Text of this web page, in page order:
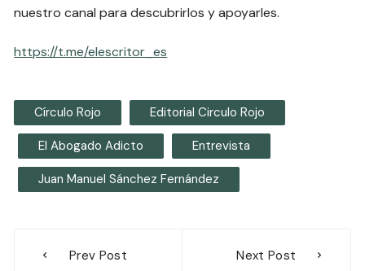
nuestro canal para descubrirlos y apoyarles.
https://t.me/elescritor_es
Círculo Rojo Editorial Circulo Rojo
El Abogado Adicto Entrevista
Juan Manuel Sánchez Fernández
Prev Post Next Post